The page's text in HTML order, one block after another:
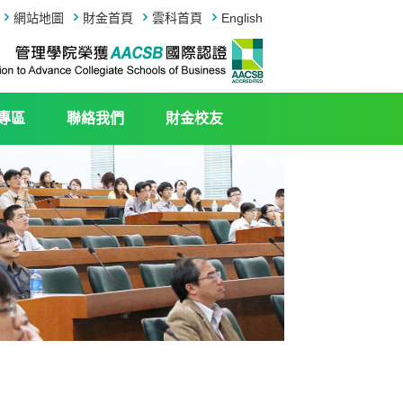
English
雲科首頁
財金首頁
網站地圖
區 聯絡我們 財金校友